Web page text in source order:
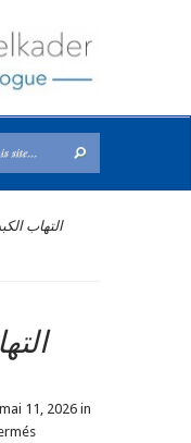
11, 2026 in
sur